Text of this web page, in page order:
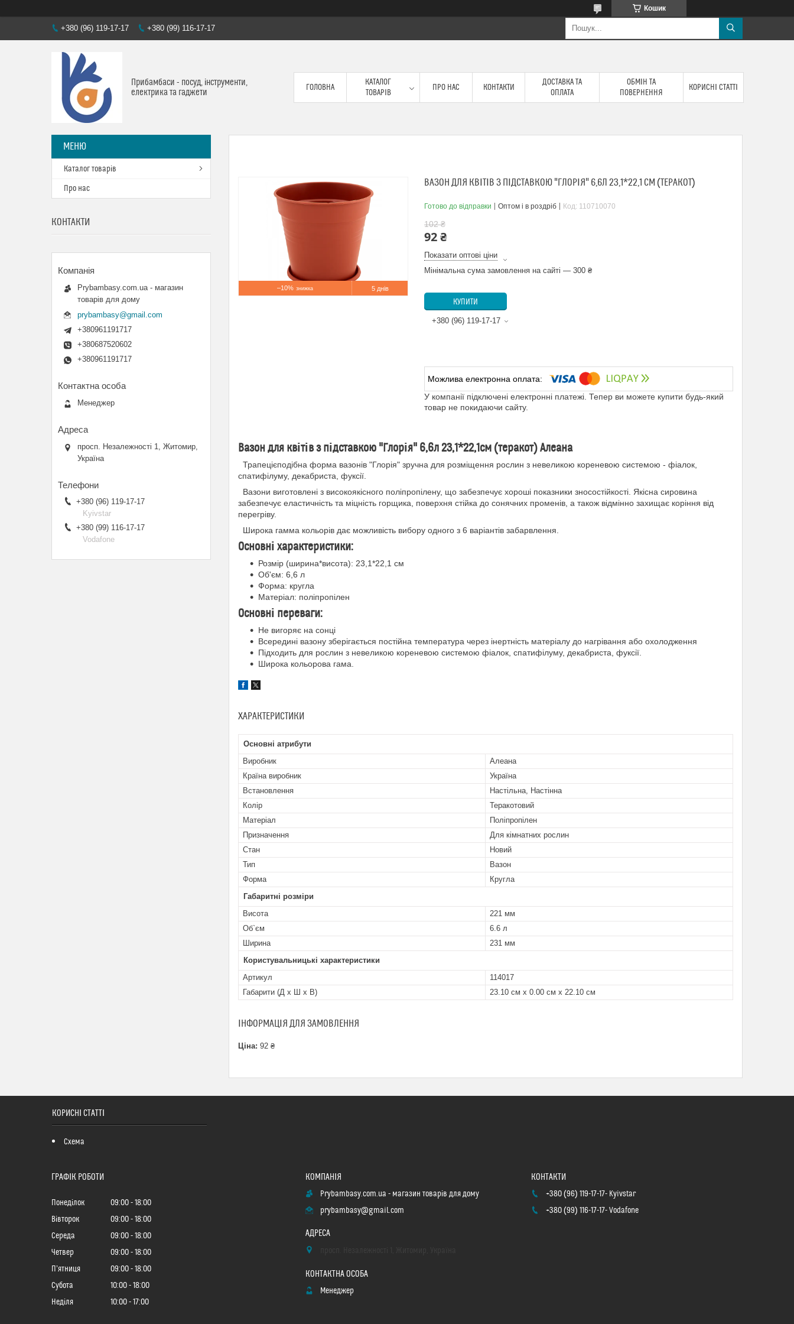
Кошик
+380 (96) 119-17-17 +380 (99) 116-17-17
Прибамбаси - посуд, інструменти,
електрика та гаджети
ГОЛОВНА
КАТАЛОГ
ТОВАРІВ
ПРО НАС КОНТАКТИ
ДОСТАВКА ТА
ОПЛАТА
ОБМІН ТА
ПОВЕРНЕННЯ
КОРИСНІ СТАТТІ
–10% 5 днів
ВАЗОН ДЛЯ КВІТІВ З ПІДСТАВКОЮ "ГЛОРІЯ" 6,6Л 23,1*22,1 СМ (ТЕРАКОТ)
Готово до відправки Оптом і в роздріб Код: 110710070
102 ₴
92 ₴
Показати оптові ціни
Мінімальна сума замовлення на сайті — 300 ₴
КУПИТИ
+380 (96) 119-17-17
У компанії підключені електронні платежі. Тепер ви можете купити будь-який
товар не покидаючи сайту.
Вазон для квітів з підставкою "Глорія" 6,6л 23,1*22,1см (теракот) Алеана
Трапецієподібна форма вазонів "Глорія" зручна для розміщення рослин з невеликою кореневою системою - фіалок,
спатифілуму, декабриста, фуксії.
Вазони виготовлені з високоякісного поліпропілену, що забезпечує хороші показники зносостійкості. Якісна сировина
забезпечує еластичність та міцність горщика, поверхня стійка до сонячних променів, а також відмінно захищає коріння від
перегріву.
Широка гамма кольорів дає можливість вибору одного з 6 варіантів забарвлення.
Основні характеристики:
Розмір (ширина*висота): 23,1*22,1 см
Об'єм: 6,6 л
Форма: кругла
Матеріал: поліпропілен
Основні переваги:
Не вигоряє на сонці
Всередині вазону зберігається постійна температура через інертність матеріалу до нагрівання або охолодження
Підходить для рослин з невеликою кореневою системою фіалок, спатифілуму, декабриста, фуксії.
Широка кольорова гама.
ХАРАКТЕРИСТИКИ
Основні атрибути
Виробник
Алеана
Країна виробник
Україна
Встановлення
Настільна, Настінна
Колір
Теракотовий
Матеріал
Поліпропілен
Призначення
Для кімнатних рослин
Стан
Новий
Тип
Вазон
Форма
Кругла
Габаритні розміри
Висота
221 мм
Об`єм
6.6 л
Ширина
231 мм
Користувальницькі характеристики
Артикул
114017
Габарити (Д x Ш x В)
23.10 см х 0.00 см х 22.10 см
ІНФОРМАЦІЯ ДЛЯ ЗАМОВЛЕННЯ
Ціна: 92 ₴
Каталог товарів
Про нас
КОНТАКТИ
Prybambasy.com.ua - магазин
товарів для дому
prybambasy@gmail.com
+380961191717
+380687520602
+380961191717
Менеджер
просп. Незалежності 1, Житомир,
Україна
+380 (96) 119-17-17
Kyivstar
+380 (99) 116-17-17
Vodafone
КОРИСНІ СТАТТІ
Схема
ГРАФІК РОБОТИ
Понеділок 09:00
18:00
Вівторок
09:00
18:00
Середа
09:00
18:00
Четвер
09:00
18:00
Пʼятниця
09:00
18:00
Субота
10:00
18:00
Неділя
10:00 17:00
Prybambasy.com.ua - магазин товарів для дому
prybambasy@gmail.com
Менеджер
+380 (96) 119-17-17 Kyivstar
+380 (99) 116-17-17 Vodafone